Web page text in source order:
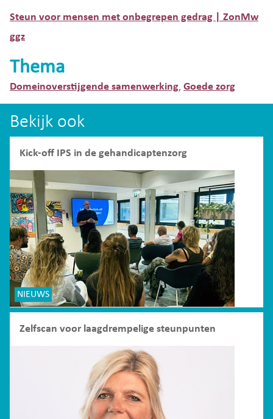
Steun voor mensen met onbegrepen gedrag | ZonMw
ggz
Thema
Domeinoverstijgende samenwerking, Goede zorg
Bekijk ook
Kick-off IPS in de gehandicaptenzorg
NIEUWS
Zelfscan voor laagdrempelige steunpunten